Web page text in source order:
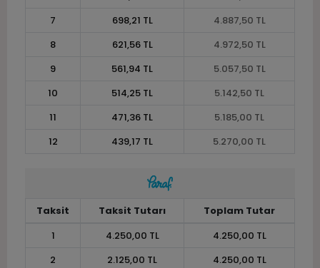
7
698,21 TL
4.887,50 TL
8
621,56 TL
4.972,50 TL
9
561,94 TL
5.057,50 TL
10
514,25 TL
5.142,50 TL
11
471,36 TL
5.185,00 TL
12
439,17 TL 5.270,00 TL
Taksit Taksit Tutarı
Toplam Tutar
1
4.250,00 TL
4.250,00 TL
2
2.125,00 TL
4.250,00 TL